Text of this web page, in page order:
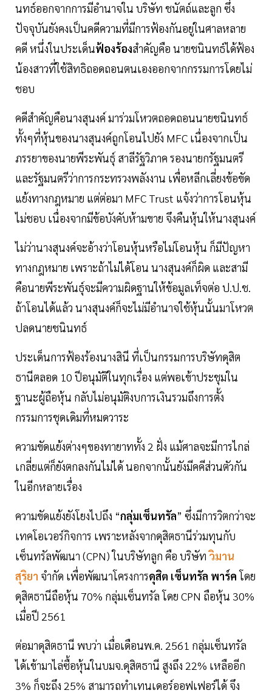
นทธ์ออกจากการมีอำนาจใน บริษัท ชนัตถ์และลูก ซึ่ง
ปัจจุบันยังคงเป็นคดีความที่มีการฟ้องกันอยู่ในศาลหลาย
คดี หนึ่งในประเด็นฟ้องร้องสำคัญคือ นายชนินทธ์ได้ฟ้อง
น้องสาวที่ใช้สิทธิถอดถอนตนเองออกจากกรรมการโดยไม่
ชอบ
คดีสำคัญคือนางสุนงค์ มาร่วมโหวตถอดถอนนายชนินทธ์
ทั้งๆที่หุ้นของนางสุนงค์ถูกโอนไปยัง MFC เนื่องจากเป็น
ภรรยาของนายพีระพันธุ์ สาลีรัฐวิภาค รองนายกรัฐมนตรี
และรัฐมนตรีว่าการกระทรวงพลังงาน เพื่อหลีกเลี่ยงข้อขัด
แย้งทางกฎหมาย แต่ต่อมา MFC Trust แจ้งว่าการโอนหุ้น
ไม่ชอบ เนื่องจากมีข้อบังคับห้ามขาย จึงคืนหุ้นให้นางสุนงค์
ไม่ว่านางสุนงค์จะอ้างว่าโอนหุ้นหรือไม่โอนหุ้น ก็มีปัญหา
ทางกฎหมาย เพราะถ้าไม่ได้โอน นางสุนงค์ก็ผิด และสามี
คือนายพีระพันธุ์จะมีความผิดฐานให้ข้อมูลเท็จต่อ ป.ป.ช.
ถ้าโอนได้แล้ว นางสุนงค์ก็จะไม่มีอำนาจใช้หุ้นนั้นมาโหวต
ปลดนายชนินทธ์
ประเด็นการฟ้องร้องนางสินี ที่เป็นกรรมการบริษัทดุสิต
ธานีตลอด 10 ปีอนุมัติในทุกเรื่อง แต่พอเข้าประชุมใน
ฐานะผู้ถือหุ้น กลับไม่อนุมัติงบการเงินรวมถึงการตั้ง
กรรมการชุดเดิมที่หมดวาระ
ความขัดแย้งต่างๆของทายาททั้ง 2 ฝั่ง แม้ศาลจะมีการไกล่
เกลี่ยแต่ก็ยังตกลงกันไม่ได้ นอกจากนั้นยังมีคคีส่วนตัวกัน
ในอีกหลายเรื่อง
ความขัดแย้งยังโยงไปถึง “กลุ่มเซ็นทรัล” ซึ่งมีการวิตกว่าจะ
เทคโอเวอร์กิจการ เพราะหลังจากดุสิตธานีร่วมทุนกับ
เซ็นทรัลพัฒนา (CPN) ในบริษัทลูก คือ บริษัทวิมาน
สุริยา จำกัด เพื่อพัฒนาโครงการดุสิต เซ็นทรัล พาร์คโดย
ดุสิตธานีถือหุ้น 70% กลุ่มเซ็นทรัล โดย CPN ถือหุ้น 30%
เมื่อปี 2561
ต่อมาดุสิตธานี พบว่า เมื่อเดือนพ.ค. 2561 กลุ่มเซ็นทรัล
ได้เข้ามาไล่ซื้อหุ้นในบมจ.ดุสิตธานี สูงถึง 22% เหลืออีก
3% ก็จะถึง 25% สามารถทำเทนเดอร์ออฟเฟอร์ได้ จึง